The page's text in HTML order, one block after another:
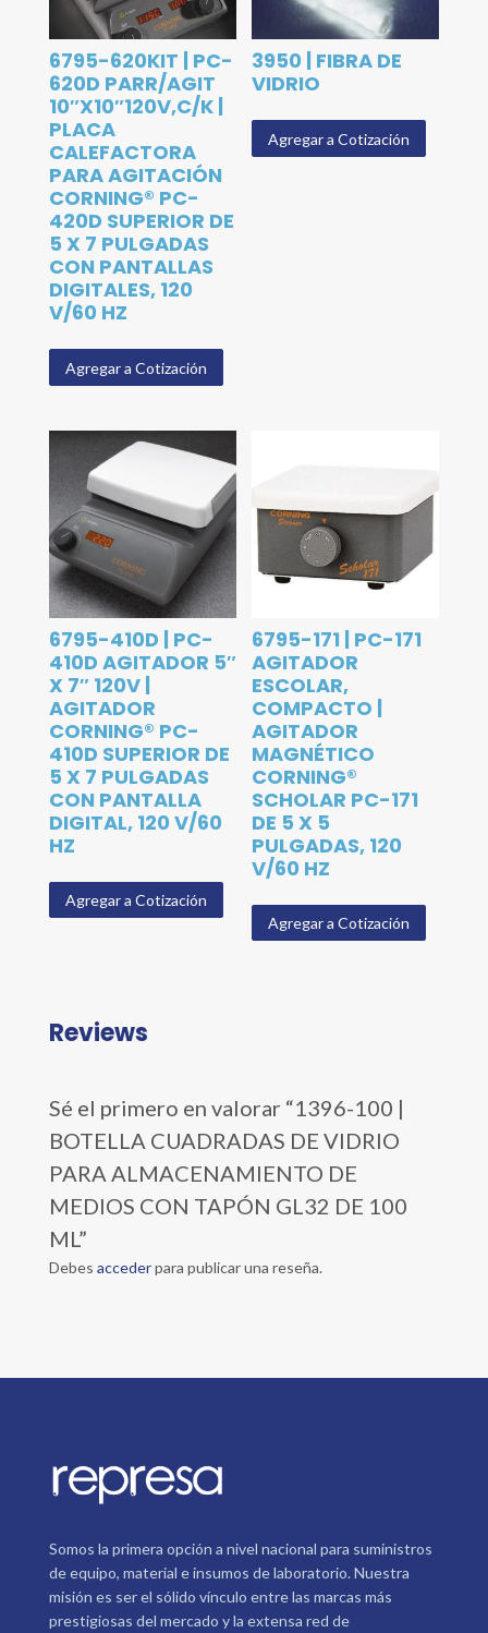
6795-620KIT | PC-
620D PARR/AGIT
10″X10″120V,C/K |
PLACA
CALEFACTORA
PARA AGITACIÓN
CORNING® PC-
420D SUPERIOR DE
5 X 7 PULGADAS
CON PANTALLAS
DIGITALES, 120
V/60 HZ
Agregar a Cotización
3950 | FIBRA DE
VIDRIO
Agregar a Cotización
6795-410D | PC-
410D AGITADOR 5″
X 7″ 120V |
AGITADOR
CORNING® PC-
410D SUPERIOR DE
5 X 7 PULGADAS
CON PANTALLA
DIGITAL, 120 V/60
HZ
Agregar a Cotización
6795-171 | PC-171
AGITADOR
ESCOLAR,
COMPACTO |
AGITADOR
MAGNÉTICO
CORNING®
SCHOLAR PC-171
DE 5 X 5
PULGADAS, 120
V/60 HZ
Agregar a Cotización
Reviews
Sé el primero en valorar “1396-100 |
BOTELLA CUADRADAS DE VIDRIO
PARA ALMACENAMIENTO DE
MEDIOS CON TAPÓN GL32 DE 100
ML”
Debes accederpara publicar una reseña.
Somos la primera opción a nivel nacional para suministros
de equipo, material e insumos de laboratorio. Nuestra
misión es ser el sólido vínculo entre las marcas más
prestigiosas del mercado y la extensa red de